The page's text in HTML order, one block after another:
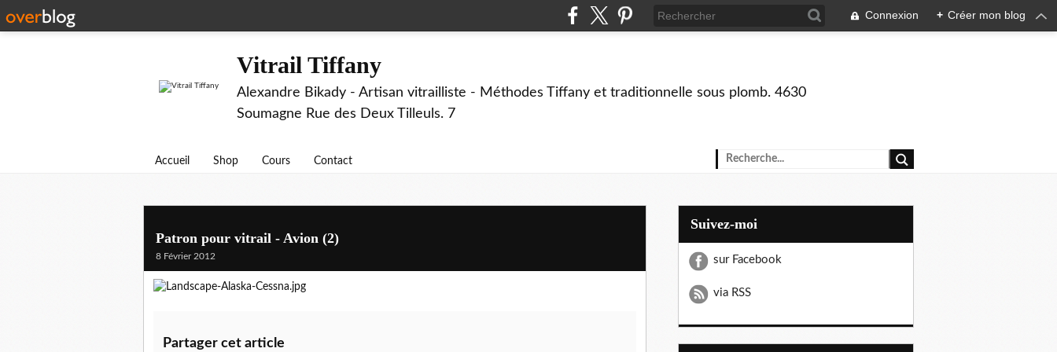
Connexion + Créer mon blog
Vitrail Tiffany
Alexandre Bikady - Artisan vitrailliste - Méthodes Tiffany et traditionnelle sous plomb. 4630
Soumagne Rue des Deux Tilleuls. 7
Accueil Shop Cours Contact
Patron pour vitrail - Avion (2)
8 Février 2012
Partager cet article
Suivez-moi
sur Facebook
via RSS